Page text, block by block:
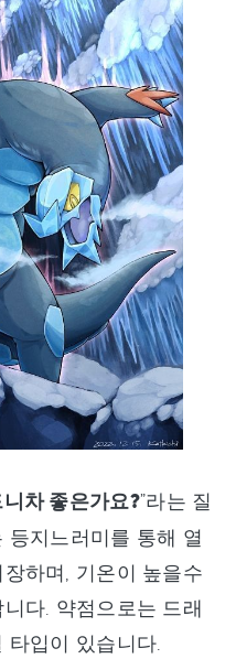
차 좋은가요?”라는 질
등지느러미를 통해 열
하며, 기온이 높을수
다. 약점으로는 드래
입이 있습니다.